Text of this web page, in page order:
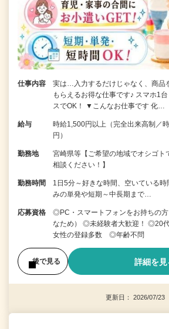
仕事内容
実は…入力するだけじゃなく、商品
もらえるお得な仕事です♪ スマホ1
スでOK！ ▼こんなお仕事です 化…
給与
時給1,500円以上（完全出来高制／
円）
勤務地
宮崎県等【ご希望の地域でオシゴ
相談ください！】
勤務時間
1日5分～好きな時間、空いている
みの単発や短期～中長期まで…
応募資格
◎PC・スマートフォンをお持ちの
なため） ◎未経験者大歓迎！ ◎20
女性の登録多数 ◎年齢不問
後で見る 詳細を見
更新日： 2026/07/